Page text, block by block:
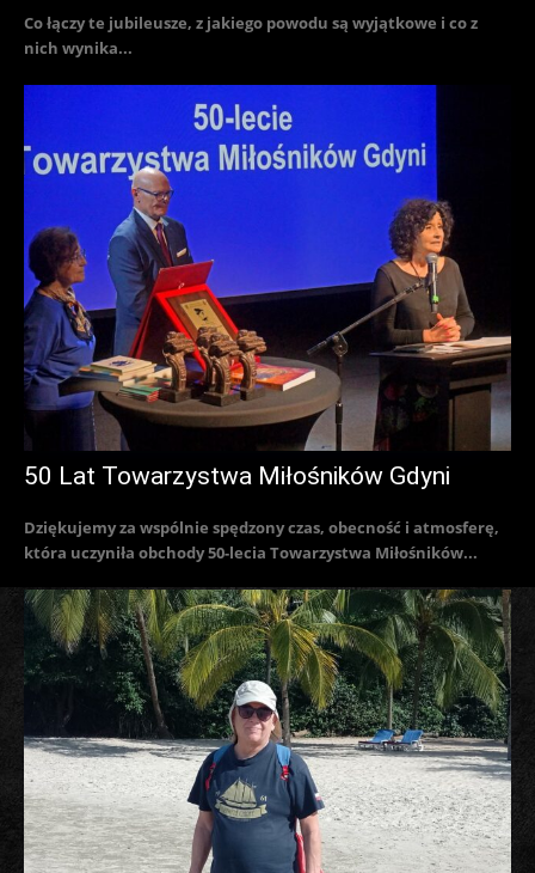
Co łączy te jubileusze, z jakiego powodu są wyjątkowe i co z
nich wynika...
50 Lat Towarzystwa Miłośników Gdyni
Dziękujemy za wspólnie spędzony czas, obecność i atmosferę,
która uczyniła obchody 50-lecia Towarzystwa Miłośników...